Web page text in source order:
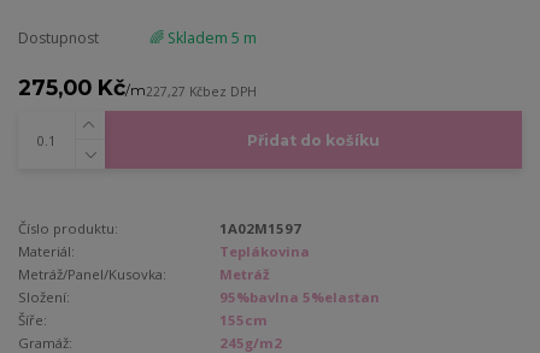
Dostupnost 🌈 Skladem 5 m
275,00 Kč/m227,27 Kčbez DPH
Přidat do košíku
Číslo produktu:
1A02M1597
Materiál:
Teplákovina
Metráž/Panel/Kusovka:
Metráž
Složení:
95%bavlna 5%elastan
Šíře:
155cm
Gramáž:
245g/m2